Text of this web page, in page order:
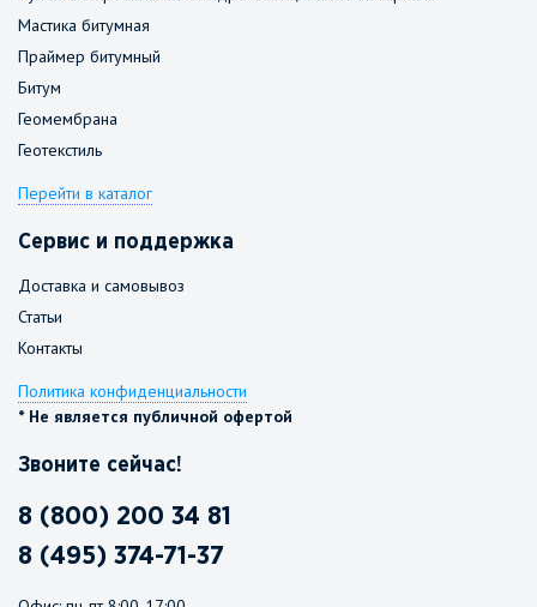
Мастика битумная
Праймер битумный
Битум
Геомембрана
Геотекстиль
Перейти в каталог
Сервис и поддержка
Доставка и самовывоз
Статьи
Контакты
Политика конфиденциальности
* Не является публичной офертой
Звоните сейчас!
8 (800) 200 34 81
8 (495) 374-71-37